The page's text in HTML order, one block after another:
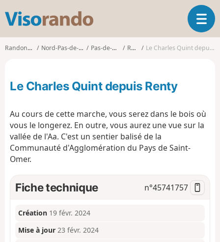
s
o
d
O
u
r
a
v
i
Randonnées Nord-Pas-de-Calais Pas-de-Calais Renty Le Charles Quint depuis Renty
Le Charles Quint depuis Renty
Au cours de cette marche, vous serez dans le bois où
vous le longerez. En outre, vous aurez une vue sur la
vallée de l'Aa. C'est un sentier balisé de la
Communauté d'Agglomération du Pays de Saint-
Omer.
Fiche technique n°45741757
Création 19 févr. 2024
Mise à jour 23 févr. 2024